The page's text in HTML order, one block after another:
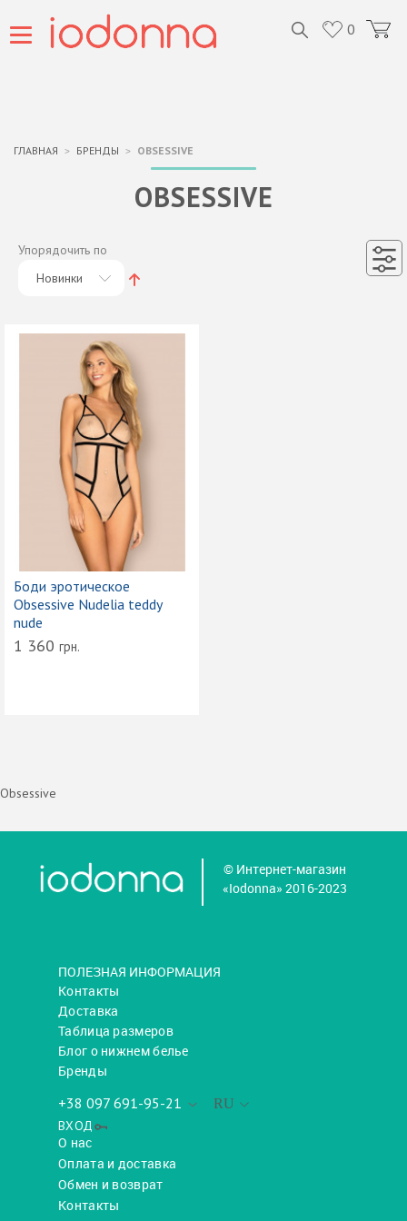
0
ГЛАВНАЯ БРЕНДЫ OBSESSIVE
OBSESSIVE
Упорядочить по
Новинки
Боди эротическое
Obsessive Nudelia teddy
nude
1 360 грн.
Obsessive
© Интернет-магазин
«Iodonna» 2016-2023
ПОЛЕЗНАЯ ИНФОРМАЦИЯ
Контакты
Доставка
Таблица размеров
Блог о нижнем белье
Бренды
RU
+38 097 691-95-21
ВХОД
О нас
Оплата и доставка
Обмен и возврат
Контакты